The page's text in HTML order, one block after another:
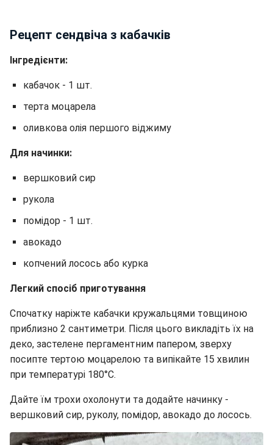
Рецепт сендвіча з кабачків
Інгредієнти:
кабачок - 1 шт.
терта моцарела
оливкова олія першого віджиму
Для начинки:
вершковий сир
рукола
помідор - 1 шт.
авокадо
копчений лосось або курка
Легкий спосіб приготування
Спочатку наріжте кабачки кружальцями товщиною
приблизно 2 сантиметри. Після цього викладіть їх на
деко, застелене пергаментним папером, зверху
посипте тертою моцарелою та випікайте 15 хвилин
при температурі 180°C.
Дайте їм трохи охолонути та додайте начинку -
вершковий сир, руколу, помідор, авокадо до лосось.